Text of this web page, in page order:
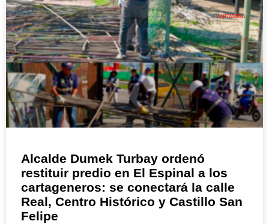
CARTAGENA
Alcalde Dumek Turbay ordenó
restituir predio en El Espinal a los
cartageneros: se conectará la calle
Real, Centro Histórico y Castillo San
Felipe